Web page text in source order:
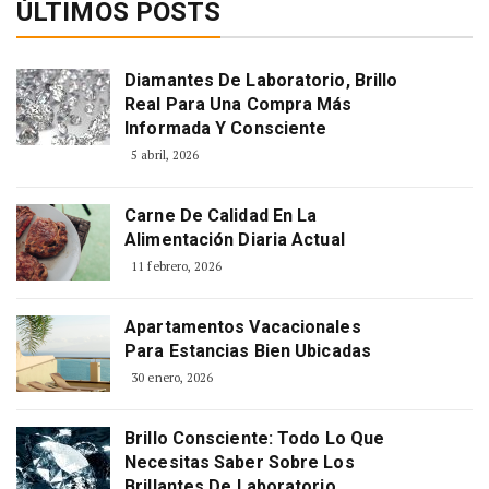
ÚLTIMOS POSTS
Diamantes De Laboratorio, Brillo
Real Para Una Compra Más
Informada Y Consciente
5 abril, 2026
Carne De Calidad En La
Alimentación Diaria Actual
11 febrero, 2026
Apartamentos Vacacionales
Para Estancias Bien Ubicadas
30 enero, 2026
Brillo Consciente: Todo Lo Que
Necesitas Saber Sobre Los